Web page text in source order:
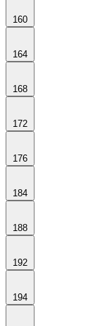
160
164
168
172
176
184
188
192
194